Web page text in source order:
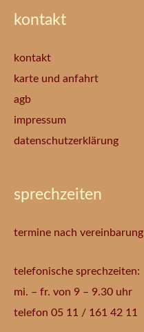
kontakt
kontakt
karte und anfahrt
agb
impressum
datenschutzerklärung
sprechzeiten
termine nach vereinbarung
telefonische sprechzeiten:
mi. – fr. von 9 – 9.30 uhr
telefon 05 11 / 161 42 11